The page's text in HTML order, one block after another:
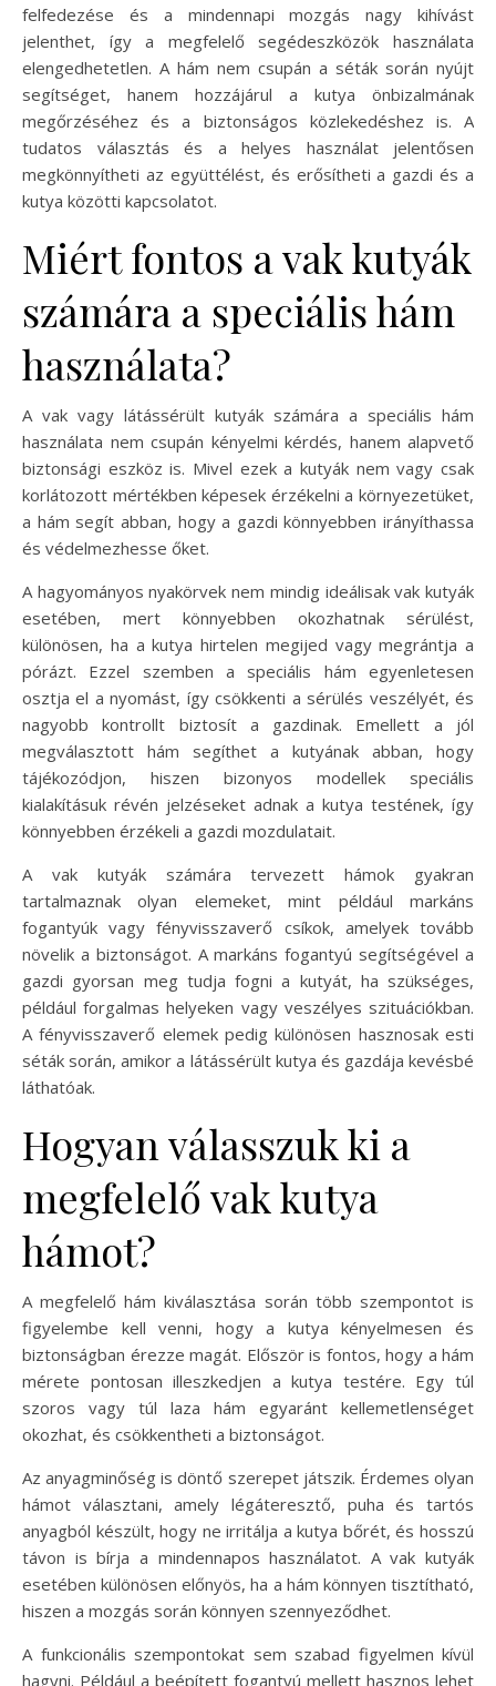
felfedezése és a mindennapi mozgás nagy kihívást
jelenthet, így a megfelelő segédeszközök használata
elengedhetetlen. A hám nem csupán a séták során nyújt
segítséget, hanem hozzájárul a kutya önbizalmának
megőrzéséhez és a biztonságos közlekedéshez is. A
tudatos választás és a helyes használat jelentősen
megkönnyítheti az együttélést, és erősítheti a gazdi és a
kutya közötti kapcsolatot.
Miért fontos a vak kutyák
számára a speciális hám
használata?
A vak vagy látássérült kutyák számára a speciális hám
használata nem csupán kényelmi kérdés, hanem alapvető
biztonsági eszköz is. Mivel ezek a kutyák nem vagy csak
korlátozott mértékben képesek érzékelni a környezetüket,
a hám segít abban, hogy a gazdi könnyebben irányíthassa
és védelmezhesse őket.
A hagyományos nyakörvek nem mindig ideálisak vak kutyák
esetében, mert könnyebben okozhatnak sérülést,
különösen, ha a kutya hirtelen megijed vagy megrántja a
pórázt. Ezzel szemben a speciális hám egyenletesen
osztja el a nyomást, így csökkenti a sérülés veszélyét, és
nagyobb kontrollt biztosít a gazdinak. Emellett a jól
megválasztott hám segíthet a kutyának abban, hogy
tájékozódjon, hiszen bizonyos modellek speciális
kialakításuk révén jelzéseket adnak a kutya testének, így
könnyebben érzékeli a gazdi mozdulatait.
A vak kutyák számára tervezett hámok gyakran
tartalmaznak olyan elemeket, mint például markáns
fogantyúk vagy fényvisszaverő csíkok, amelyek tovább
növelik a biztonságot. A markáns fogantyú segítségével a
gazdi gyorsan meg tudja fogni a kutyát, ha szükséges,
például forgalmas helyeken vagy veszélyes szituációkban.
A fényvisszaverő elemek pedig különösen hasznosak esti
séták során, amikor a látássérült kutya és gazdája kevésbé
láthatóak.
Hogyan válasszuk ki a
megfelelő vak kutya
hámot?
A megfelelő hám kiválasztása során több szempontot is
figyelembe kell venni, hogy a kutya kényelmesen és
biztonságban érezze magát. Először is fontos, hogy a hám
mérete pontosan illeszkedjen a kutya testére. Egy túl
szoros vagy túl laza hám egyaránt kellemetlenséget
okozhat, és csökkentheti a biztonságot.
Az anyagminőség is döntő szerepet játszik. Érdemes olyan
hámot választani, amely légáteresztő, puha és tartós
anyagból készült, hogy ne irritálja a kutya bőrét, és hosszú
távon is bírja a mindennapos használatot. A vak kutyák
esetében különösen előnyös, ha a hám könnyen tisztítható,
hiszen a mozgás során könnyen szennyeződhet.
A funkcionális szempontokat sem szabad figyelmen kívül
hagyni. Például a beépített fogantyú mellett hasznos lehet